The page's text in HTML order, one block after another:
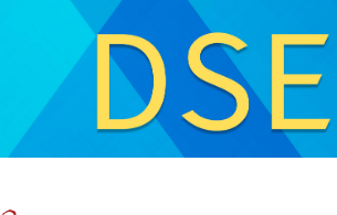
文化 財經 生活 健